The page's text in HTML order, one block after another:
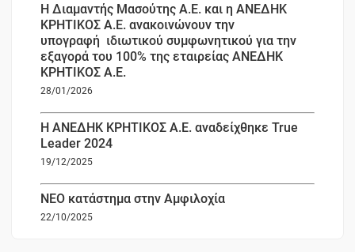
Η Διαμαντής Μασούτης Α.Ε. και η ΑΝΕΔΗΚ
ΚΡΗΤΙΚΟΣ Α.Ε. ανακοινώνουν την
υπογραφή ιδιωτικού συμφωνητικού για την
εξαγορά του 100% της εταιρείας ΑΝΕΔΗΚ
ΚΡΗΤΙΚΟΣ Α.Ε.
28/01/2026
Η ΑΝΕΔΗΚ ΚΡΗΤΙΚΟΣ Α.Ε. αναδείχθηκε True
Leader 2024
19/12/2025
ΝΕΟ κατάστημα στην Αμφιλοχία
22/10/2025